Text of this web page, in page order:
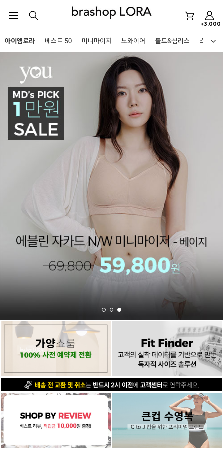
+3,000
HOT KEYWORDS
르미스떼르
아이엠로라
스포츠브라
노와이어
르미스떼르
미니마이저
아이엠로라
스포츠브라
파르페 스트랩리스
아이엠로라 베스트 50 미니마이저 노와이어 몰드&심리스 스포츠